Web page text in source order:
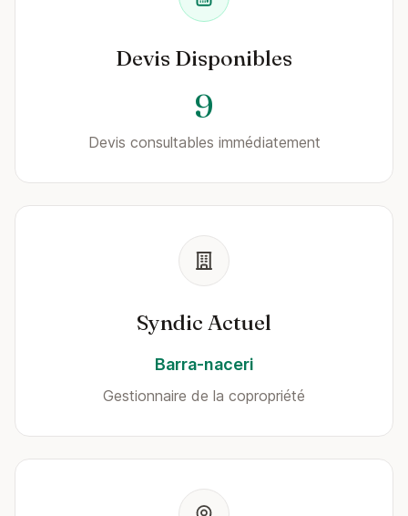
Devis Disponibles
9
Devis consultables immédiatement
Syndic Actuel
Barra-naceri
Gestionnaire de la copropriété